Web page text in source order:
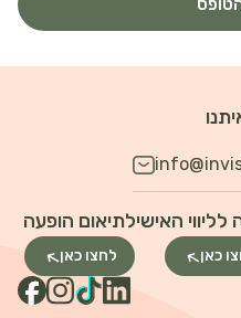
האישי
כאן
לתיאום הופעה
לחצו כאן